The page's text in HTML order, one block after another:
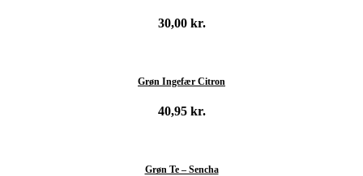
30,00 kr.
Grøn Ingefær Citron
40,95 kr.
Grøn Te – Sencha